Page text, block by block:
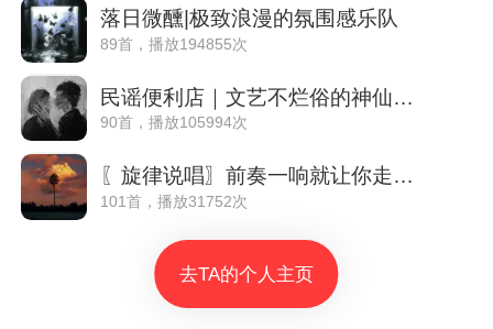
落日微醺|极致浪漫的氛围感乐队
89首，播放194855次
民谣便利店｜文艺不烂俗的神仙民谣
90首，播放105994次
〖旋律说唱〗前奏一响就让你走不出去
101首，播放31752次
去TA的个人主页